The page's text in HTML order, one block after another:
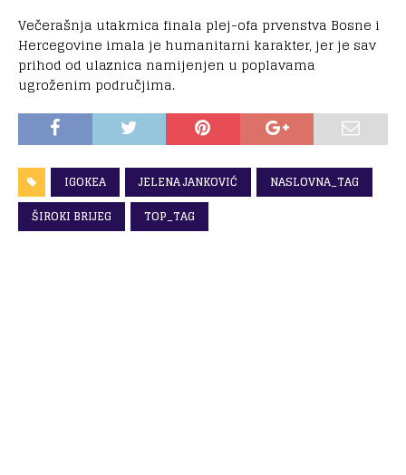
Večerašnja utakmica finala plej-ofa prvenstva Bosne i
Hercegovine imala je humanitarni karakter, jer je sav
prihod od ulaznica namijenjen u poplavama
ugroženim područjima.
IGOKEA JELENA JANKOVIĆ
NASLOVNA_TAG
ŠIROKI BRIJEG
TOP_TAG